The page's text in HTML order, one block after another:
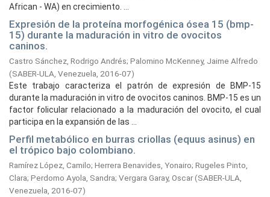
African - WA) en crecimiento. ...
Expresión de la proteína morfogénica ósea 15 (bmp-
15) durante la maduración in vitro de ovocitos
caninos.
Castro Sánchez, Rodrigo Andrés; Palomino McKenney, Jaime Alfredo
(SABER-ULA, Venezuela, 2016-07)
Este trabajo caracteriza el patrón de expresión de BMP-15
durante la maduración in vitro de ovocitos caninos. BMP-15 es un
factor folicular relacionado a la maduración del ovocito, el cual
participa en la expansión de las ...
Perfil metabólico en burras criollas (equus asinus) en
el trópico bajo colombiano.
Ramírez López, Camilo; Herrera Benavides, Yonairo; Rugeles Pinto,
Clara; Perdomo Ayola, Sandra; Vergara Garay, Oscar(SABER-ULA,
Venezuela, 2016-07)